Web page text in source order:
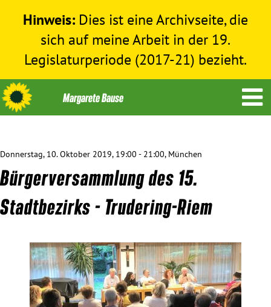
Hinweis: Dies ist eine Archivseite, die
sich auf meine Arbeit in der 19.
Legislaturperiode (2017-21) bezieht.
Menschenrechte
Bundestag 2017-2021
Obfrau im Ausschuss für Menschenrechte und
Donnerstag, 10. Oktober 2019, 19:00 - 21:00, München
Bürgerversammlung des 15.
Stadtbezirks - Trudering-Riem